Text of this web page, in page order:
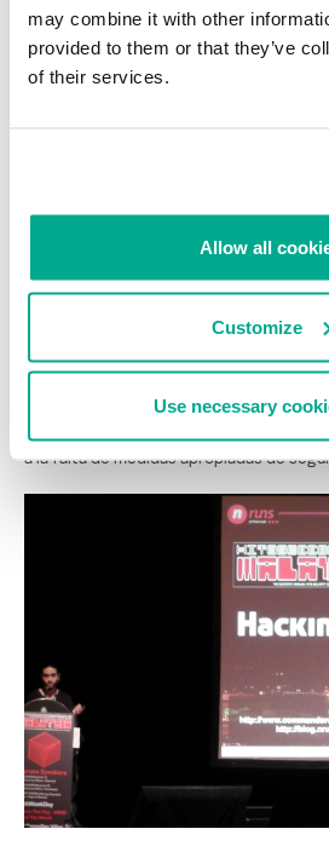
may combine it with other
provided to them or that they’ve
of their services.
Allow all
Customize
Use necessary
Otro punto importante fue la
seguridad en la aviación. Demostró que
a la falta de medidas apropiadas de